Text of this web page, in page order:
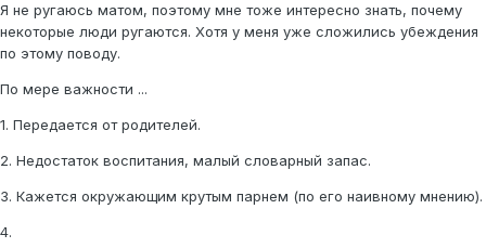
Я не ругаюсь матом, поэтому мне тоже интересно знать, почему
некоторые люди ругаются. Хотя у меня уже сложились убеждения
по этому поводу.
По мере важности ...
1. Передается от родителей.
2. Недостаток воспитания, малый словарный запас.
3. Кажется окружающим крутым парнем (по его наивному мнению).
4.